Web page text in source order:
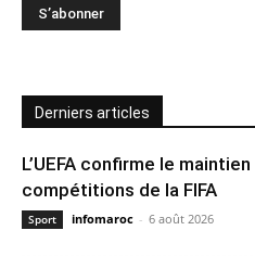
Derniers articles
L’UEFA confirme le
compétitions de la FIFA
Sport infomaroc - 6 août 2026